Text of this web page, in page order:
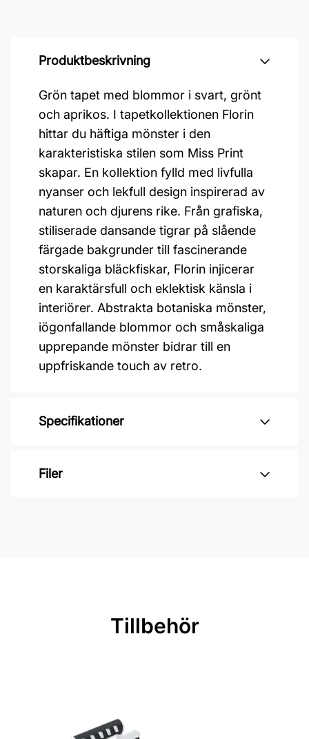
Produktbeskrivning
Grön tapet med blommor i svart, grönt
och aprikos. I tapetkollektionen Florin
hittar du häftiga mönster i den
karakteristiska stilen som Miss Print
skapar. En kollektion fylld med livfulla
nyanser och lekfull design inspirerad av
naturen och djurens rike. Från grafiska,
stiliserade dansande tigrar på slående
färgade bakgrunder till fascinerande
storskaliga bläckfiskar, Florin injicerar
en karaktärsfull och eklektisk känsla i
interiörer. Abstrakta botaniska mönster,
iögonfallande blommor och småskaliga
upprepande mönster bidrar till en
uppfriskande touch av retro.
Specifikationer
Varumärke: Midbec Tapeter
Bredd: 0,52 m
Filer
Tillbehör